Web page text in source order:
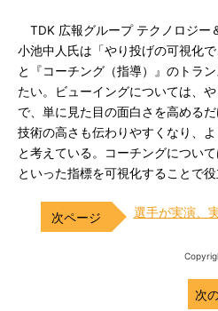
TDK 広報グループ テクノロジー
小池中人氏は「やり投げの可視化
と『コーチング（指導）』のトラ
たい。ビューイングについては、
で、単に見た目の面白さを高める
技術の高さも伝わりやすくなり、
と考えている。コーチングについ
といった指標を可視化することで
選手が実演、
次